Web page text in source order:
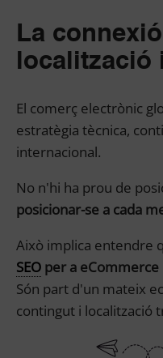
La
localització
El comerç electrònic
estratègia tècnica,
internacional.
No n'hi ha prou de
posicionar-se a cada
Això implica entendre
SEO per a eCommerce
Són part d'un mateix
contingut i localització